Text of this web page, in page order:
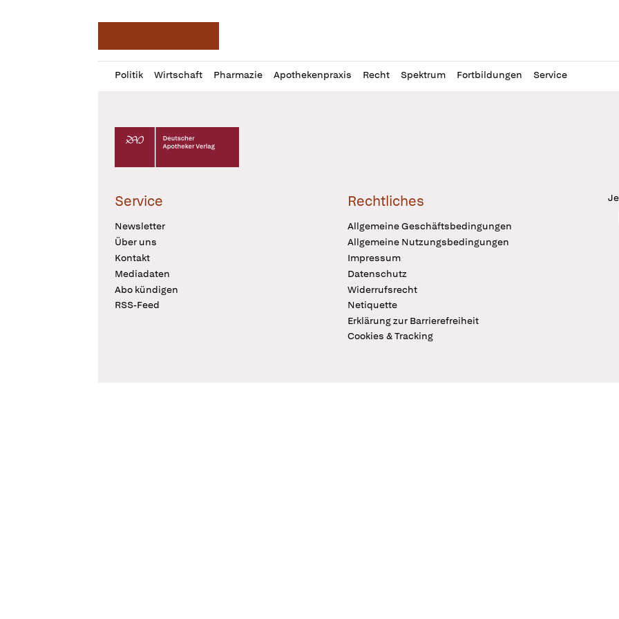
Politik Wirtschaft Pharmazie Apothekenpraxis Recht Spektrum Fortbildungen Service
Profil
öffnen
Daz
Pur
Deutscher Apotheker Verlag Logo
Service
Newsletter
Über uns
Kontakt
Mediadaten
Abo kündigen
RSS-Feed
Rechtliches
Allgemeine Geschäftsbedingungen
Allgemeine Nutzungsbedingungen
Impressum
Datenschutz
Widerrufsrecht
Netiquette
Erklärung zur Barrierefreiheit
Cookies & Tracking